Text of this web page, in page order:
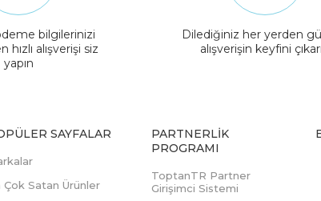
bilgilerinizi
hızlı alışverişi siz
yapın
Dilediğiniz her yerden
alışverişin keyfini
SAYFALAR
Çok Satan Ürünler
PARTNERLIK
PROGRAMI
ToptanTR Partner
Girişimci Sistemi